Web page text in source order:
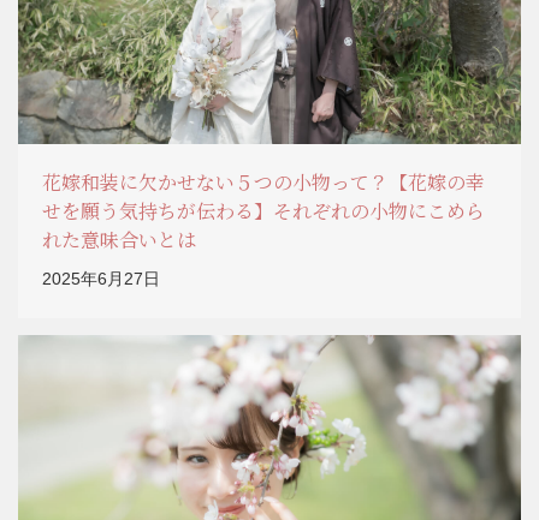
花嫁和装に欠かせない５つの小物って？【花嫁の幸
せを願う気持ちが伝わる】それぞれの小物にこめら
れた意味合いとは
2025年6月27日